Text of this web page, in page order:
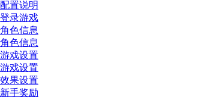
配置说明
登录游戏
角色信息
角色信息
游戏设置
游戏设置
效果设置
新手奖励